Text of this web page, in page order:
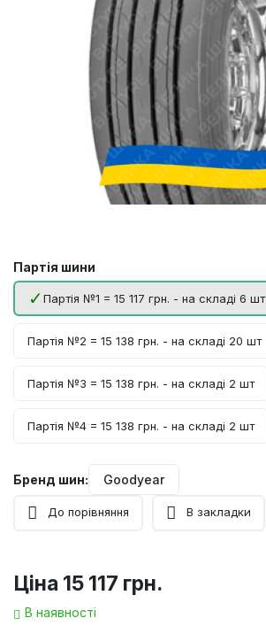
Партія шини
Партія №1 = 15 117 грн. - на складі 6 шт
Партія №2 = 15 138 грн. - на складі 20 шт
Партія №3 = 15 138 грн. - на складі 2 шт
Партія №4 = 15 138 грн. - на складі 2 шт
Бренд шин: Goodyear
До порівняння В закладки
Ціна 15 117 грн.
В наявності